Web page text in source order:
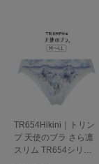
TR654Hikini｜トリン
プ 天使のブラ さら凛
スリム TR654シリー